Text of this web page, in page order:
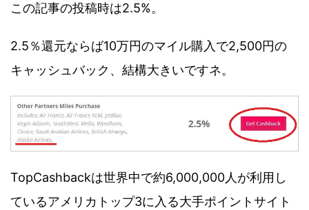
この記事の投稿時は2.5%。
2.5％還元ならば10万円のマイル購入で2,500円の
キャッシュバック、結構大きいですネ。
TopCashbackは世界中で約6,000,000人が利用し
ているアメリカトップ3に入る大手ポイントサイト